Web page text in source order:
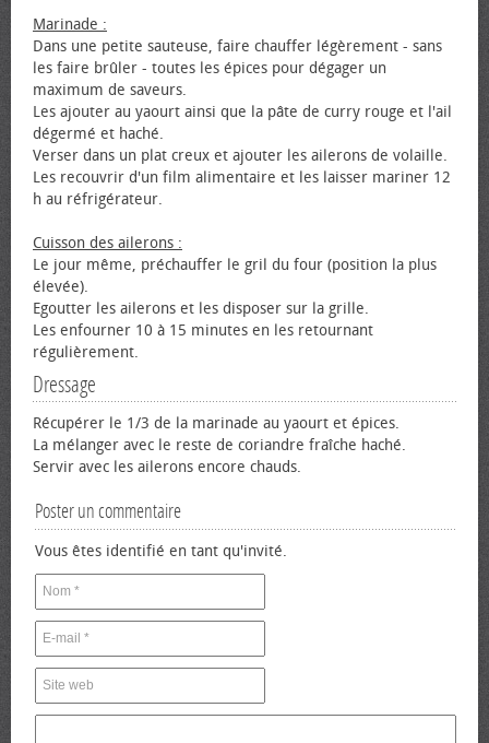
Marinade :
Dans une petite sauteuse, faire chauffer légèrement - sans
les faire brûler - toutes les épices pour dégager un
maximum de saveurs.
Les ajouter au yaourt ainsi que la pâte de curry rouge et l'ail
dégermé et haché.
Verser dans un plat creux et ajouter les ailerons de volaille.
Les recouvrir d'un film alimentaire et les laisser mariner 12
h au réfrigérateur.
Cuisson des ailerons :
Le jour même, préchauffer le gril du four (position la plus
élevée).
Egoutter les ailerons et les disposer sur la grille.
Les enfourner 10 à 15 minutes en les retournant
régulièrement.
Dressage
Récupérer le 1/3 de la marinade au yaourt et épices.
La mélanger avec le reste de coriandre fraîche haché.
Servir avec les ailerons encore chauds.
Poster un commentaire
Vous êtes identifié en tant qu'invité.